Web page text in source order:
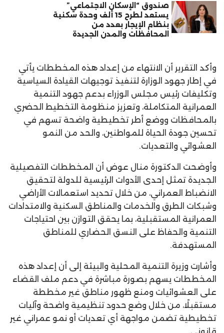
صندوق “الإسكان الاجتماعي”
يستعد لطرح 15 ألف وحدة سكنية
بنظام الإيجار بعدد من
المحافظات والمدن الجديدة
وأكد التقرير أن الانتهاء من إعداد هذه المخططات يأتي
في إطار جهود الوزارة لتنفيذ توجيهات القيادة السياسية
وتكليفات رئيس مجلس الوزراء بدعم جهود التنمية
العمرانية المتكاملة، وتعزيز منظومة التخطيط الحضري
بالمحافظات ووضع أطر تخطيطية واضحة تسهم في
تحسين جودة الحياة للمواطنين، والحد من النمو
العشوائي والتعديات.
وأوضحت الدكتورة منال عوض أن المخططات التفصيلية
الجديدة تمثل إحدى الأدوات الرئيسية للدولة لتحقيق
الانضباط العمراني، من خلال تحديد استعمالات الأراضي
وشبكات الطرق والخدمات والمناطق السكنية والامتدادات
العمرانية المستقبلية، بما يحقق التوازن بين احتياجات
التنمية والحفاظ على النسق الحضاري للمناطق
المستهدفة.
وأشارت وزيرة التنمية المحلية والبيئة إلى أن إعداد هذه
المخططات يسهم بصورة مباشرة في دعم ملف القضاء
على العشوائيات ومنع ظهور مناطق غير مخططة
مستقبلًا، من خلال وضع حدود تنظيمية واضحة وآليات
تخطيطية تضمن مواجهة أي تعديات أو نمو عمراني غير
قانوني.